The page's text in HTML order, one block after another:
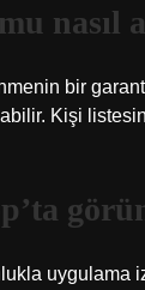
nasıl
bir
Kişi